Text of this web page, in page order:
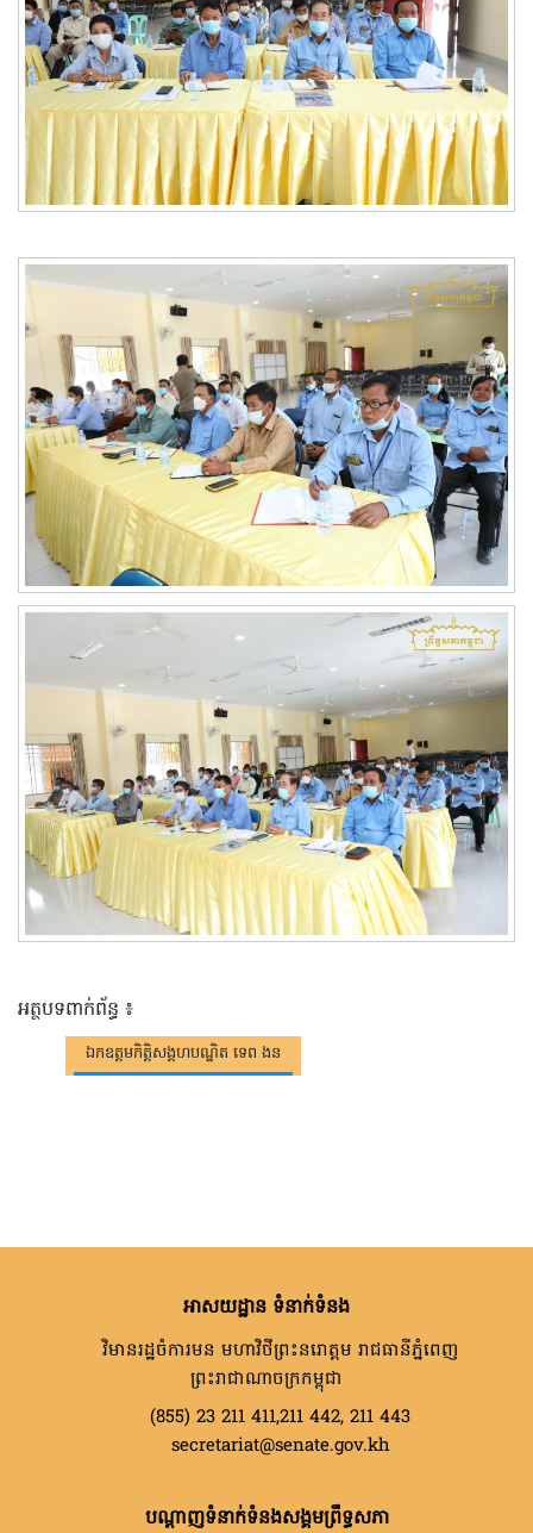
អត្ថបទពាក់ព័ន្ធ ៖
ឯកឧត្តមកិត្តិសង្គហបណ្ឌិត ទេព ងន
អាសយដ្ឋាន ទំនាក់ទំនង
វិមានរដ្ឋចំការមន មហាវិថីព្រះនរោត្តម រាជធានីភ្នំពេញ
ព្រះរាជាណាចក្រកម្ពុជា
(855) 23 211 411,211 442, 211 443
secretariat@senate.gov.kh
បណ្តាញទំនាក់ទំនងសង្គមព្រឹទ្ធសភា